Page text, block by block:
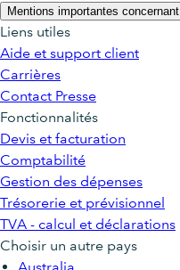
Mentions importantes
Liens utiles
Aide et support client
Carrières
Contact Presse
Fonctionnalités
Devis et facturation
Comptabilité
Gestion des dépenses
Trésorerie et prévisionnel
TVA - calcul et déclarations
Choisir un autre pays
Australia